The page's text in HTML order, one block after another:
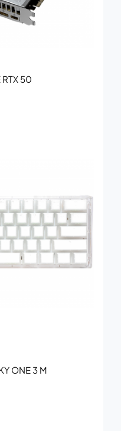
RTX 50
ONE 3 M